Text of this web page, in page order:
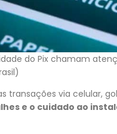
do Pix chamam
transações via celular,
e o cuidado ao